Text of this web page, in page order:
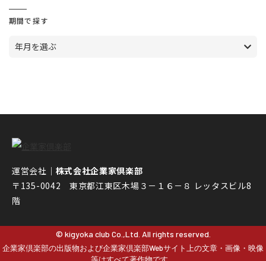
期間で探す
年月を選ぶ
運営会社｜ 株式会社企業家倶楽部
〒135-0042 東京都江東区木場３－１６－８ レッタスビル8
階
© kigyoka club Co.,Ltd. All rights reserved.
企業家倶楽部の出版物および企業家倶楽部Webサイト上の文章・画像・映像